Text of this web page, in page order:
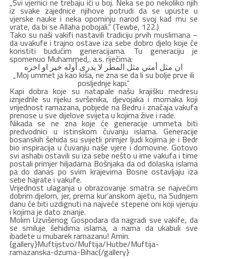
„Svi vjernici ne trebaju ići u boj. Neka se po nekoliko njih
iz svake zajednice njihove potrudi da se upuste u
vjerske nauke i neka opominju narod svoj kad mu se
vrate, da bi se Allaha pobojali.“ (Tewbe, 122.)
Tako su naši vakifi nastavili tradiciju prvih muslimana –
da uvakufe i trajno ostave iza sebe dobro djelo koje će
koristiti budućim generacijama. Tu generaciju je
spomenuo Muhammed,. a.s. riječima:
ان مثل أمتي مثل المطر لا يدرى أوله خير او اخره
„Moj ummet ja kao kiša, ne zna se da li su bolje prve ili
posljednje kapi.“
Kapi dobra koje su natapale našu krajišku medresu
iznjedrile su rijeku svršenika, djevojaka i momaka koji
vrijednost ramazana, pobjede na Bedru i značaja vakufa
prenose u sve dijelove svijeta u kojima žive i rade.
Nikada se ne zna koje će generacije ummeta biti
predvodnici u istinskom čuvanju islama. Generacije
bosanskih šehida su svijetli primjer ljudi kojima je i Bedr
bio inspiracija u čuvanju naše vjere i domovine. Gotovo
svi ashabi ostavili su iza sebe nešto u ime vakufa i time
postali primjer hiljadama Bošnjaka da od dolaska islama
pa do danas po svim krajevima Bosne ostavljaju iza
sebe hajrate i vakufe.
Vrijednost ulaganja u obrazovanje smatra se najvećim
dobrim djelom, jer, prema kur’anskom ajetu, na Sudnjem
danu će biti uzdignuti na najveće stepene oni koji vjeruju
i kojima je dato znanje.
Molim Uzvišenog Gospodara da nagradi sve vakife, da
se smiluje šehidima islama, a nama da ukabuli sve
ibadete u mubarek ramazanu! Amin.
{gallery}Muftijstvo/Muftija/Hutbe/Muftija-
ramazanska-dzuma-Bihac{/gallery}